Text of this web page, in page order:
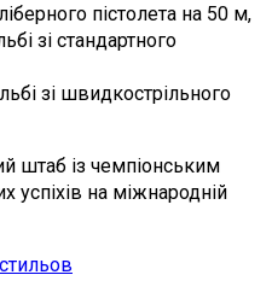
пістолета на 50 м,
зі стандартного
зі швидкострільного
штаб із чемпіонським
успіхів на міжнародній